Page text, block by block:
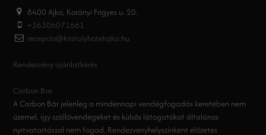
8400 Ajka, Korányi Frigyes u. 20.
+36306071661
recepcio@kristalyhotelajka.hu
Rendezvény ajánlatkérés
Carbon Bar
A Carbon Bár jelenleg a mindennapi vendégfogadás keretében nem
üzemel, így szállóvendégeket és külsős látogatókat általános
nyitvatartással nem fogad. Rendezvényhelyszínként előzetes